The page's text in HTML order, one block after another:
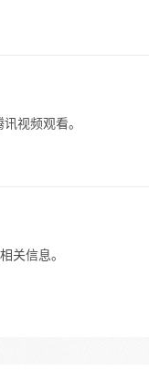
视频观看。
关信息。